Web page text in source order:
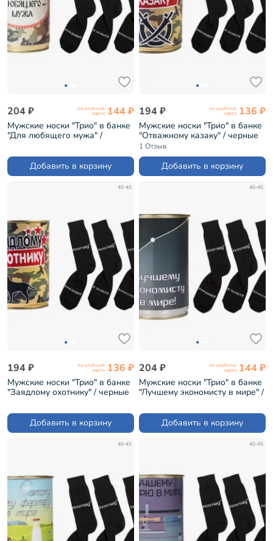
204 ₽ по клубной
карте 144 ₽
Мужские носки "Трио" в банке
"Для любящего мужа" /
Добавить в корзину
194 ₽ по клубной
карте 136 ₽
Мужские носки "Трио" в банке
"Отважному казаку" / черные
(1БАН_Др)
1 Отзыв
Добавить в корзину
40-45
194 ₽ по клубной
карте 136 ₽
Мужские носки "Трио" в банке
"Заядлому охотнику" / черные
Добавить в корзину
40-45
204 ₽ по клубной
карте 144 ₽
Мужские носки "Трио" в банке
"Лучшему экономисту в мире" /
Добавить в корзину
40-45 40-45